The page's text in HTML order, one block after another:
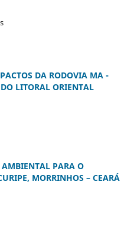
DA RODOVIA MA -
LITORAL ORIENTAL
AMBIENTAL PARA O
MORRINHOS – CEARÁ